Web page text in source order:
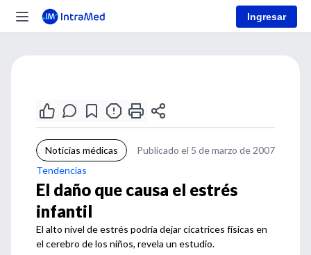
Ingresar
Noticias médicas
Publicado el 5 de marzo de 2007
Tendencias
El daño que causa el estrés
infantil
El alto nivel de estrés podría dejar cicatrices físicas en
el cerebro de los niños, revela un estudio.